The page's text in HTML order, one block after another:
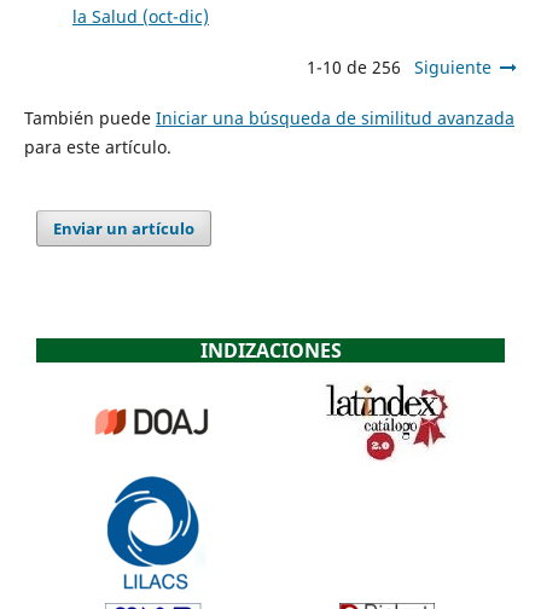
la Salud (oct-dic)
1-10 de 256 Siguiente
También puede Iniciar una búsqueda de similitud avanzada
para este artículo.
Enviar un artículo
INDIZACIONES